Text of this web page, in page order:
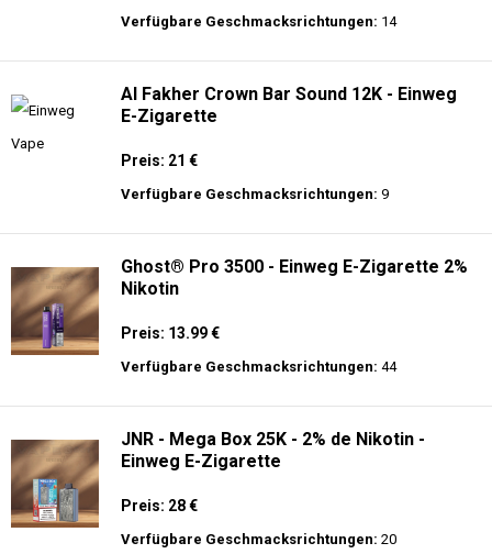
Verfügbare Geschmacksrichtungen: 14
Al Fakher Crown Bar Sound 12K - Einweg
E-Zigarette
Preis: 21 €
Verfügbare Geschmacksrichtungen: 9
Ghost® Pro 3500 - Einweg E-Zigarette 2%
Nikotin
Preis: 13.99 €
Verfügbare Geschmacksrichtungen: 44
JNR - Mega Box 25K - 2% de Nikotin -
Einweg E-Zigarette
Preis: 28 €
Verfügbare Geschmacksrichtungen: 20